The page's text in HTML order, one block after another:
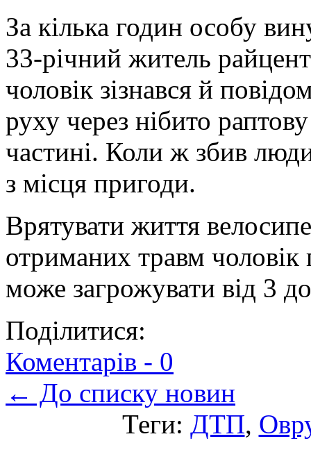
За кілька годин особу
33-річний житель
чоловік зізнався й
руху через нібито
частині. Коли ж збив
з місця пригоди.
Врятувати життя
отриманих травм
може загрожувати від 3
Поділитися:
Коментарів - 0
← До списку новин
Теги: ДТП,